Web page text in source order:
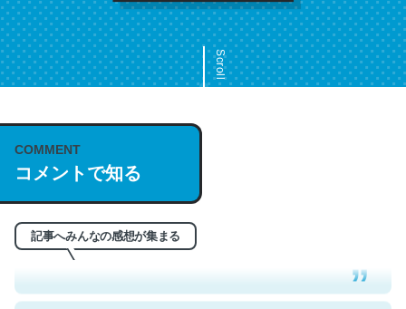
Scroll
COMMENT
コメントで知る
記事へみんなの感想が集まる
これは名文。彼はとてもクレバーなんだろうなと凄く思
う。英語少しでも読める人は原文もお勧め。自分はこの流
れ好き。Let’s Fucking Go. Then Covid hit. Shit.
─今のこの状況が信じられるかい？ by ラーズ・ヌートバー